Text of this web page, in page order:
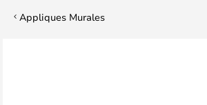
Appliques Murales